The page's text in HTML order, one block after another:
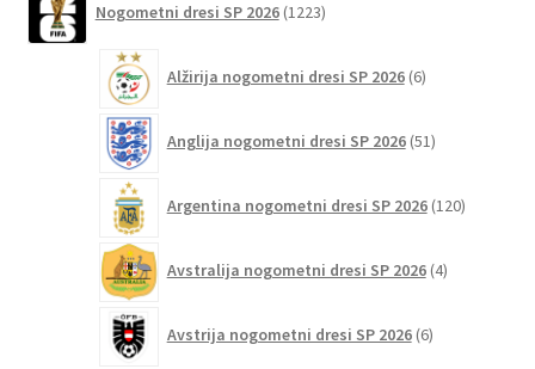
Nogometni dresi SP 2026 1223izdelkov
Alžirija nogometni dresi SP 2026 6izdelkov
Anglija nogometni dresi SP 2026 51izdelkov
Argentina nogometni dresi SP 2026 120izdelkov
Avstralija nogometni dresi SP 2026 4izdelki
Avstrija nogometni dresi SP 2026 6izdelkov